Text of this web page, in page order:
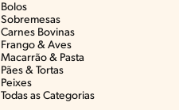
Bolos
Sobremesas
Carnes Bovinas​
Frango & Aves​
Macarrão & Pasta​
Pães & Tortas​
Peixes
Todas as Categorias